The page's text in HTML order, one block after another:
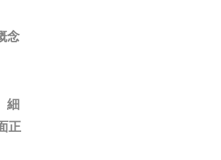
念
細
正